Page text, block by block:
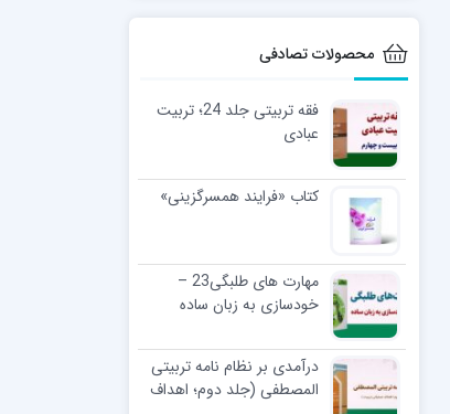
محصولات تصادفی
فقه تربیتی جلد 24؛ تربیت
عبادی
کتاب «فرایند همسرگزینی»
مهارت های طلبگی23 –
خودسازی به زبان ساده
درآمدی بر نظام نامه تربیتی
المصطفی (جلد دوم؛ اهداف